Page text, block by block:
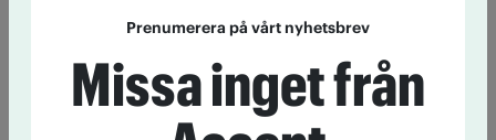
Prenumerera på vårt nyhetsbrev
Missa inget från